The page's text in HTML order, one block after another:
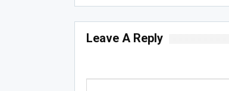
Leave A Reply